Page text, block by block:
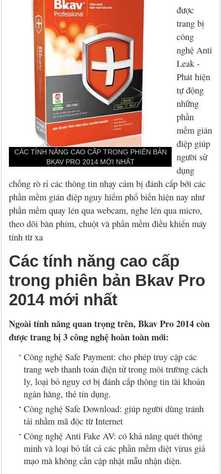
Đặt mua
Liên hệ
Eset NOD32 2027
Panda 2026, 2027
CMC InfoSec
Sucuri Website Scanner
Bkav Heartbleed Scanner
Cứu dữ liệu bị virus mã hóa
Diệt virus mã hóa dữ liệu
Đặt mua Eset
Đặt mua Panda
Đặt mua BullGuard
Đặt mua F-Secure
Đặt mua G DATA
Đặt mua Malwarebytes
Đặt mua Symantec
Đặt mua Webroot
Chính sách bảo mật
Thông tin về BB.Com.Vn
CÁC TÍNH NĂNG CAO CẤP TRONG PHIÊN BẢN
BKAV PRO 2014 MỚI NHẤT
được
trang bị
công
nghệ Anti
Leak -
Phát hiện
tự động
những
phần
mềm gián
điệp giúp
người sử
dụng
chống rò rỉ các thông tin nhạy cảm bị đánh cắp bởi các
phần mềm gián điệp nguy hiểm phổ biến hiện nay như
phần mềm quay lén qua webcam, nghe lén qua micro,
theo dõi bàn phím, chuột và phần mềm điều khiển máy
tính từ xa
Các tính năng cao cấp
trong phiên bản Bkav Pro
2014 mới nhất
Ngoài tính năng quan trọng trên, Bkav Pro 2014 còn
được trang bị 3 công nghệ hoàn toàn mới:
Công nghệ Safe Payment: cho phép truy cập các
trang web thanh toán điện tử trong môi trường cách
ly, loại bỏ nguy cơ bị đánh cắp thông tin tài khoản
ngân hàng, thẻ tín dụng.
Công nghệ Safe Download: giúp người dùng tránh
tải nhầm mã độc từ Internet
Công nghệ Anti Fake AV: có khả năng quét thông
minh và loại bỏ tất cả các phần mềm diệt virus giả
mạo mà không cần cập nhật mẫu nhận diện.